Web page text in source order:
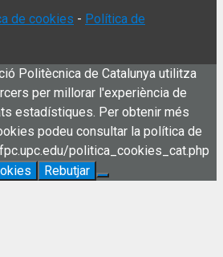
de cookies - Política de
Politècnica de Catalunya utilitza
per millorar l'experiència de
estadístiques. Per obtenir més
podeu consultar la política de
politica_cookies_cat.php
Rebutjar